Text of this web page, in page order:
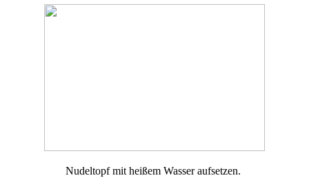
Nudeltopf mit heißem Wasser aufsetzen.